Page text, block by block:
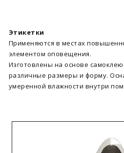
Этикетки
Применяются в местах
элементом оповещения.
Изготовлены на основе
различные размеры и форму.
умеренной влажности внутри